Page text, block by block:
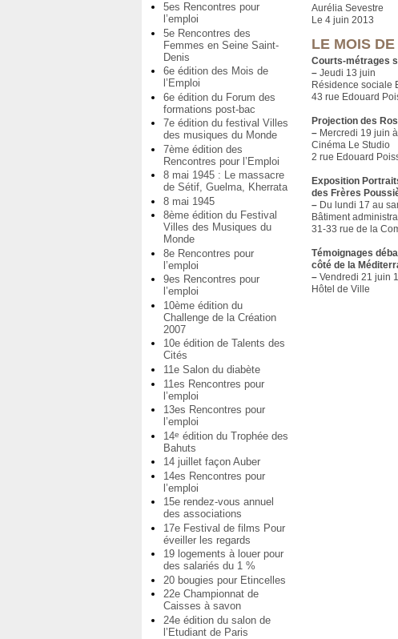
5es Rencontres pour
l’emploi
5e Rencontres des
Femmes en Seine Saint-
Denis
6e édition des Mois de
l’Emploi
6e édition du Forum des
formations post-bac
7e édition du festival Villes
des musiques du Monde
7ème édition des
Rencontres pour l’Emploi
8 mai 1945 : Le massacre
de Sétif, Guelma, Kherrata
8 mai 1945
8ème édition du Festival
Villes des Musiques du
Monde
8e Rencontres pour
l’emploi
9es Rencontres pour
l’emploi
10ème édition du
Challenge de la Création
2007
10e édition de Talents des
Cités
11e Salon du diabète
11es Rencontres pour
l’emploi
13es Rencontres pour
l’emploi
14e édition du Trophée des
Bahuts
14 juillet façon Auber
14es Rencontres pour
l’emploi
15e rendez-vous annuel
des associations
17e Festival de films Pour
éveiller les regards
19 logements à louer pour
des salariés du 1 %
20 bougies pour Etincelles
22e Championnat de
Caisses à savon
24e édition du salon de
l’Etudiant de Paris
Aurélia Sevestre
Le 4 juin 2013
LE MOIS DE
Courts-métrages
– Jeudi 13 juin
Résidence sociale
43 rue Edouard
Projection des
– Mercredi 19 juin
Cinéma Le Studio
2 rue Edouard
Exposition
des Frères
– Du lundi 17 au
Bâtiment
31-33 rue de la
Témoignages
côté de la
– Vendredi 21 juin
Hôtel de Ville